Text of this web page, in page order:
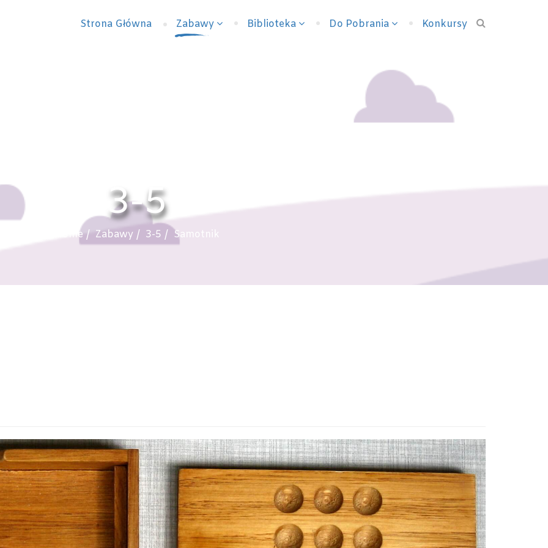
Strona Główna Zabawy Biblioteka Do Pobrania Konkursy
3-5
Home Zabawy 3-5 Samotnik